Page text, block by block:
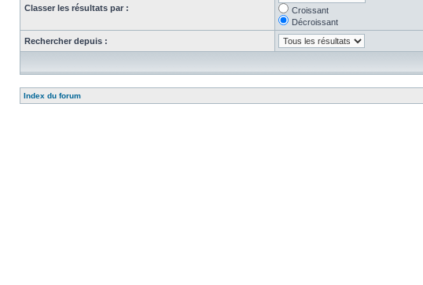
Classer les résultats par :
Croissant
Décroissant
Rechercher depuis :
Index du forum